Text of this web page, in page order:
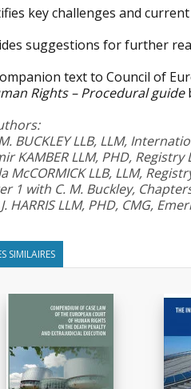
key challenges and
suggestions for further
text to Council of
Rights – Procedural guide
BUCKLEY LLB, LLM,
KAMBER LLM, PHD,
McCORMICK LLB, LLM,
1 with C. M. Buckley,
HARRIS LLM, PHD, CMG,
SIMILAIRES